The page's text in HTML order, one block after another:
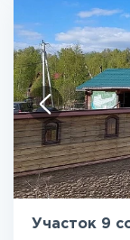
Участок 9